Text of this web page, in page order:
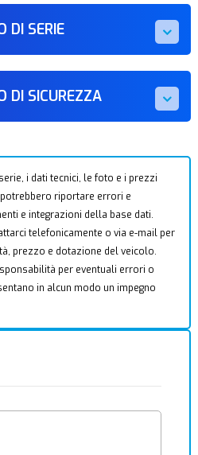
DI SERIE
DI SICUREZZA
i dati tecnici, le foto e i prezzi
riportare errori e
e integrazioni della base dati.
telefonicamente o via e-mail per
prezzo e dotazione del veicolo.
per eventuali errori o
in alcun modo un impegno